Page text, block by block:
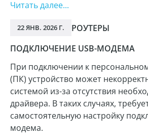
Читать далее...
22 ЯНВ. 2026 Г.
РОУТЕРЫ
ПОДКЛЮЧЕНИЕ USB-МОДЕМА
При подключении к
(ПК) устройство может
системой из-за отсутствия
драйвера. В таких случаях,
самостоятельную настройку
модема.